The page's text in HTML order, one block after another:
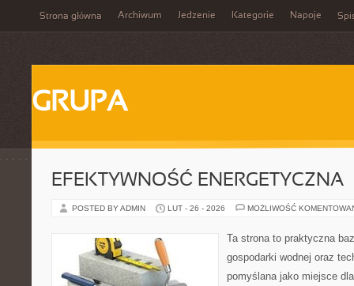
Strona główna Archiwum Jedzenie Kategorie Napoje
GRUPA
EFEKTYWNOŚĆ ENERGETYCZNA
POSTED BY ADMIN LUT - 26 - 2026 MOŻLIWOŚĆ
Ta strona to praktyczna
gospodarki wodnej oraz
pomyślana jako miejsce